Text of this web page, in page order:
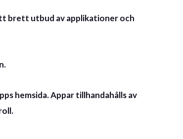
brett utbud av applikationer och
hemsida. Appar tillhandahålls av